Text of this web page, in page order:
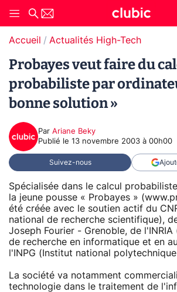
Accueil Actualités High-Tech
Probayes veut faire du
probabiliste par
bonne solution »
Par Ariane Beky
Publié le 13 novembre 2003 à 00h00
Suivez-nous
Spécialisée dans le calcul
la jeune pousse « Probayes »
été créée avec le soutien actif du
national de recherche scientifique),
Joseph Fourier - Grenoble, de l'INRIA
de recherche en informatique et en
l'INPG (Institut national
La société va notamment
technologie dans le traitement de